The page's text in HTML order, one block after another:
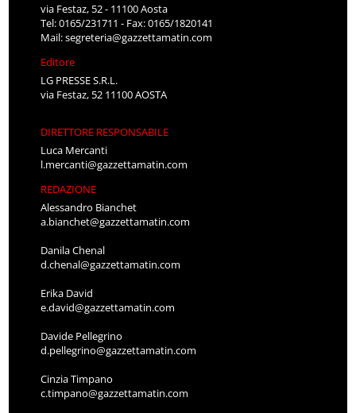
via Festaz, 52 - 11100 Aosta
Tel: 0165/231711 - Fax: 0165/1820141
Mail:segreteria@gazzettamatin.com
Editore
LG PRESSE S.R.L.
via Festaz, 52 11100 AOSTA
DIRETTORE RESPONSABILE
Luca Mercanti
l.mercanti@gazzettamatin.com
REDAZIONE
Alessandro Bianchet
a.bianchet@gazzettamatin.com
Danila Chenal
d.chenal@gazzettamatin.com
Erika David
e.david@gazzettamatin.com
Davide Pellegrino
d.pellegrino@gazzettamatin.com
Cinzia Timpano
c.timpano@gazzettamatin.com